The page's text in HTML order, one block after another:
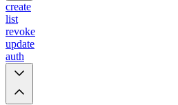
create
list
revoke
update
auth